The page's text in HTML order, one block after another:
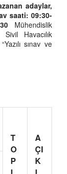
adaylar,
saati: 09:30-
Mühendislik
Havacılık
sınav ve
T
O
P
A
ÇI
K